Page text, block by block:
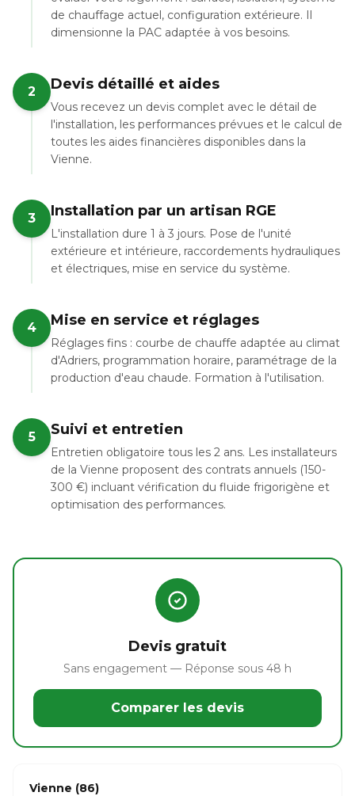
de chauffage actuel, configuration extérieure. Il
dimensionne la PAC adaptée à vos besoins.
2 Devis détaillé et aides
Vous recevez un devis complet avec le détail de
l'installation, les performances prévues et le calcul de
toutes les aides financières disponibles dans la
Vienne.
3 Installation par un artisan RGE
L'installation dure 1 à 3 jours. Pose de l'unité
extérieure et intérieure, raccordements hydrauliques
et électriques, mise en service du système.
4 Mise en service et réglages
Réglages fins : courbe de chauffe adaptée au climat
d'Adriers, programmation horaire, paramétrage de la
production d'eau chaude. Formation à l'utilisation.
5 Suivi et entretien
Entretien obligatoire tous les 2 ans. Les installateurs
de la Vienne proposent des contrats annuels (150-
300 €) incluant vérification du fluide frigorigène et
optimisation des performances.
Devis gratuit
Sans engagement — Réponse sous 48 h
Comparer les devis
Vienne (86)